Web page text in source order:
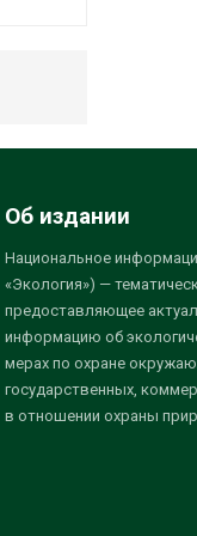
Об издании
Национальное
«Экология») —
предоставляющее
информацию об
мерах по охране
государственных,
в отношении охраны